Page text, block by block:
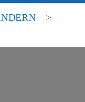
Datenschutzniveau an. Es